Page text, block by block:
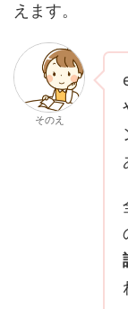
えます。
そのえ